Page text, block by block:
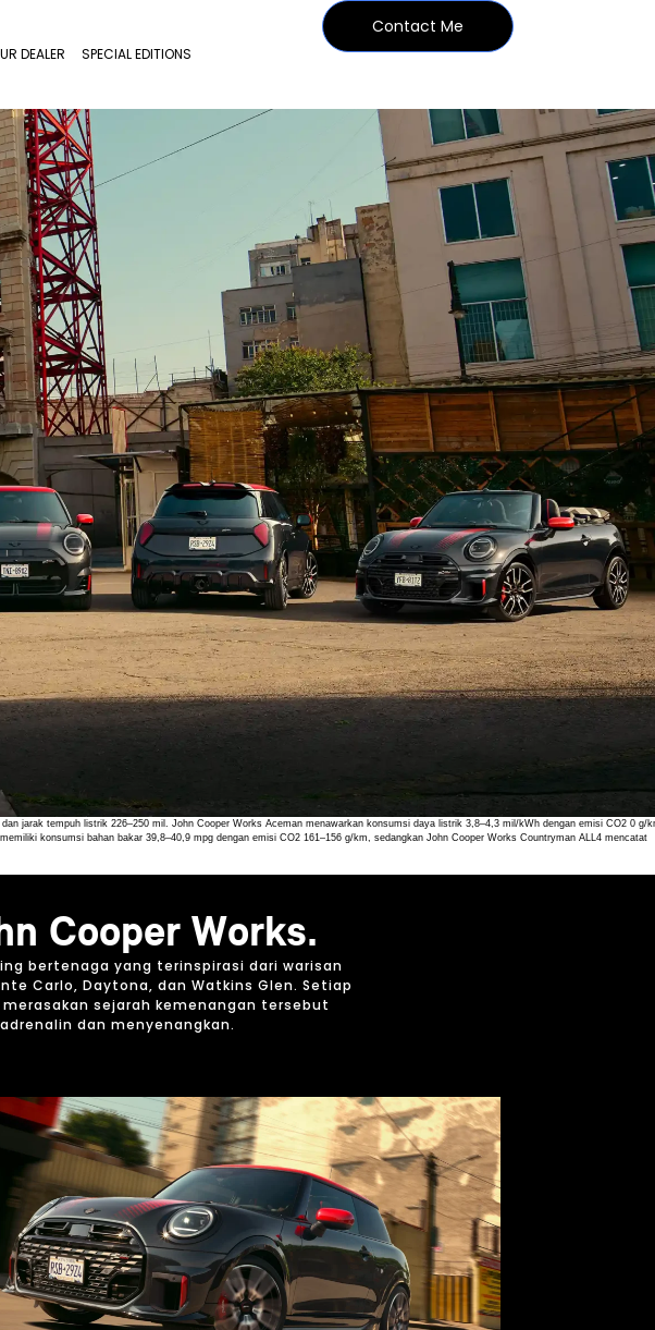
DEALER SPECIAL EDITIONS
Contact Me
jarak tempuh listrik 226–250 mil. John Cooper Works Aceman menawarkan konsumsi daya listrik 3,8–4,3 mil/kWh dengan emisi CO2 0 g/
konsumsi bahan bakar 39,8–40,9 mpg dengan emisi CO2 161–156 g/km, sedangkan John Cooper Works Countryman ALL4 mencatat
Cooper Works.
bertenaga yang terinspirasi dari warisan
Carlo, Daytona, dan Watkins Glen. Setiap
merasakan sejarah kemenangan tersebut
dan menyenangkan.